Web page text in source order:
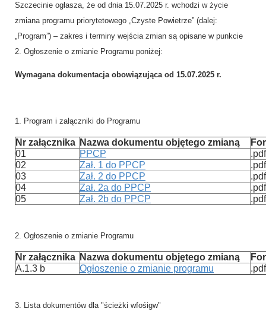
Szczecinie ogłasza, że od dnia 15.07.2025 r. wchodzi w życie
zmiana programu priorytetowego „Czyste Powietrze” (dalej:
„Program”) – zakres i terminy wejścia zmian są opisane w punkcie
2. Ogłoszenie o zmianie Programu poniżej:
Wymagana dokumentacja obowiązująca od 15.07.2025 r.
1. Program i załączniki do Programu
Nr załącznika Nazwa dokumentu objętego zmianą
01
PPCP
.pdf
02
Zał. 1 do PPCP
.pdf
03
Zał. 2 do PPCP
.pdf
04
Zał. 2a do PPCP
.pdf
05
Zał. 2b do PPCP .pdf
2. Ogłoszenie o zmianie Programu
Nr załącznika Nazwa dokumentu objętego zmianą
A.1.3 b
Ogłoszenie o zmianie programu .pdf
3. Lista dokumentów dla "ścieżki wfośigw"